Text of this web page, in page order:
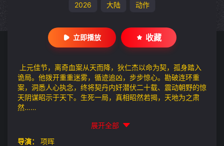
2026 大陆 动作
立即播放 收藏
上元佳节，离奇血案从天而降，狄仁杰以命为契，孤身踏入
诡局。他拨开重重迷雾，循迹追凶，步步惊心。勘破连环重
案，洞悉人心执念，终将契丹内奸潜伏二十载、震动朝野的惊
天阴谋昭示于天下。生死一局，真相昭然若揭，天地为之肃
然……
展开全部
导演：
项晖